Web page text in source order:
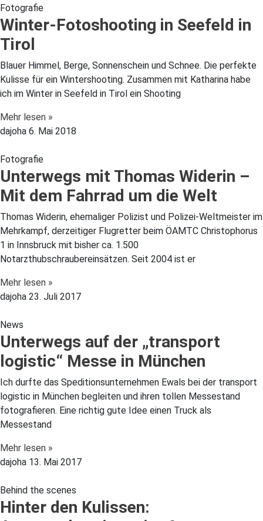
Fotografie
Winter-Fotoshooting in Seefeld in
Tirol
Blauer Himmel, Berge, Sonnenschein und Schnee. Die perfekte
Kulisse für ein Wintershooting. Zusammen mit Katharina habe
ich im Winter in Seefeld in Tirol ein Shooting
Mehr lesen »
dajoha 6. Mai 2018
Fotografie
Unterwegs mit Thomas Widerin –
Mit dem Fahrrad um die Welt
Thomas Widerin, ehemaliger Polizist und Polizei-Weltmeister im
Mehrkampf, derzeitiger Flugretter beim ÖAMTC Christophorus
1 in Innsbruck mit bisher ca. 1.500
Notarzthubschraubereinsätzen. Seit 2004 ist er
Mehr lesen »
dajoha 23. Juli 2017
News
Unterwegs auf der „transport
logistic“ Messe in München
Ich durfte das Speditionsunternehmen Ewals bei der transport
logistic in München begleiten und ihren tollen Messestand
fotografieren. Eine richtig gute Idee einen Truck als
Messestand
Mehr lesen »
dajoha 13. Mai 2017
Behind the scenes
Hinter den Kulissen: